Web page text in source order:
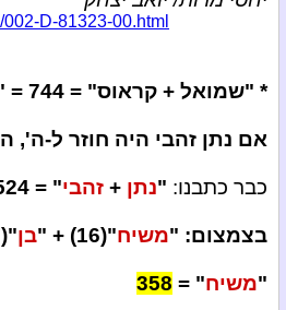
D-81323-00.html
* "שמואל + קראוס" = 744 = "תשמד"!...
אם נתן זהבי היה חוזר ל-ה',
כבר כתבנו: "נתן + זהבי" = 524 = "
בצמצום: "משיח"(16) + " בן"(7) + "
"משיח" =
358